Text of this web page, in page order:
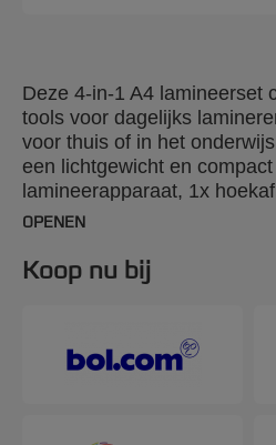
Deze 4-in-1 A4 lamineerset
tools voor dagelijks
voor thuis of in het
een lichtgewicht en
lamineerapparaat, 1x
randen bij te snijden, 1x
en een starterpakket met 5x
x 75 micron). De Inspire+
heeft een snelle opwarmtijd
tot 2x125 micron
OPENEN
Koop nu bij